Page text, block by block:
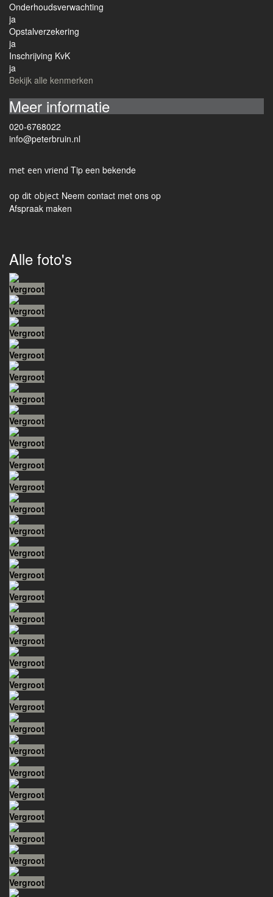
Onderhoudsverwachting
ja
Opstalverzekering
ja
Inschrijving KvK
ja
Bekijk alle kenmerken
Meer informatie
020-6768022
info@peterbruin.nl
Tip een bekende
Neem contact met ons op
Afspraak maken
Alle foto's
Vergroot
Vergroot
Vergroot
Vergroot
Vergroot
Vergroot
Vergroot
Vergroot
Vergroot
Vergroot
Vergroot
Vergroot
Vergroot
Vergroot
Vergroot
Vergroot
Vergroot
Vergroot
Vergroot
Vergroot
Vergroot
Vergroot
Vergroot
Vergroot
Vergroot
Vergroot
Vergroot
Vergroot